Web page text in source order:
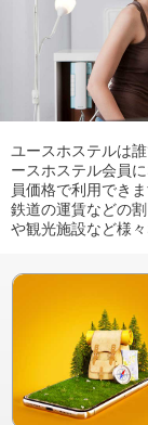
ユースホステルは
ースホステル会員
員価格で利用でき
鉄道の運賃などの
や観光施設など様